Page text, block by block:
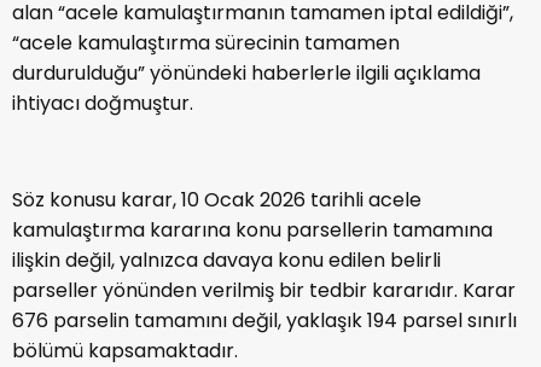
alan “acele kamulaştırmanın tamamen iptal edildiği”,
“acele kamulaştırma sürecinin tamamen
durdurulduğu” yönündeki haberlerle ilgili açıklama
ihtiyacı doğmuştur.
Söz konusu karar, 10 Ocak 2026 tarihli acele
kamulaştırma kararına konu parsellerin tamamına
ilişkin değil, yalnızca davaya konu edilen belirli
parseller yönünden verilmiş bir tedbir kararıdır. Karar
676 parselin tamamını değil, yaklaşık 194 parsel sınırlı
bölümü kapsamaktadır.